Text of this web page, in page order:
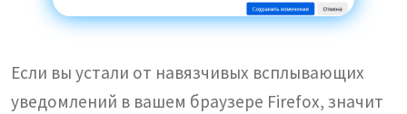
Если вы устали от навязчивых всплывающих
уведомлений в вашем браузере Firefox, значит